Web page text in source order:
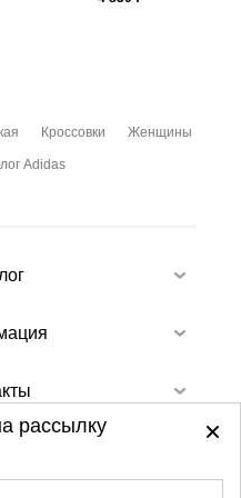
Кроссовки Женщины
Adidas
рассылку